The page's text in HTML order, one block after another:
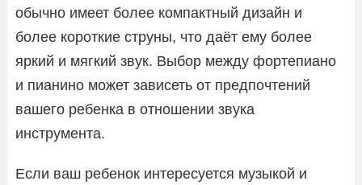
обычно имеет более компактный дизайн и
более короткие струны, что даёт ему более
яркий и мягкий звук. Выбор между фортепиано
и пианино может зависеть от предпочтений
вашего ребенка в отношении звука
инструмента.
Если ваш ребенок интересуется музыкой и